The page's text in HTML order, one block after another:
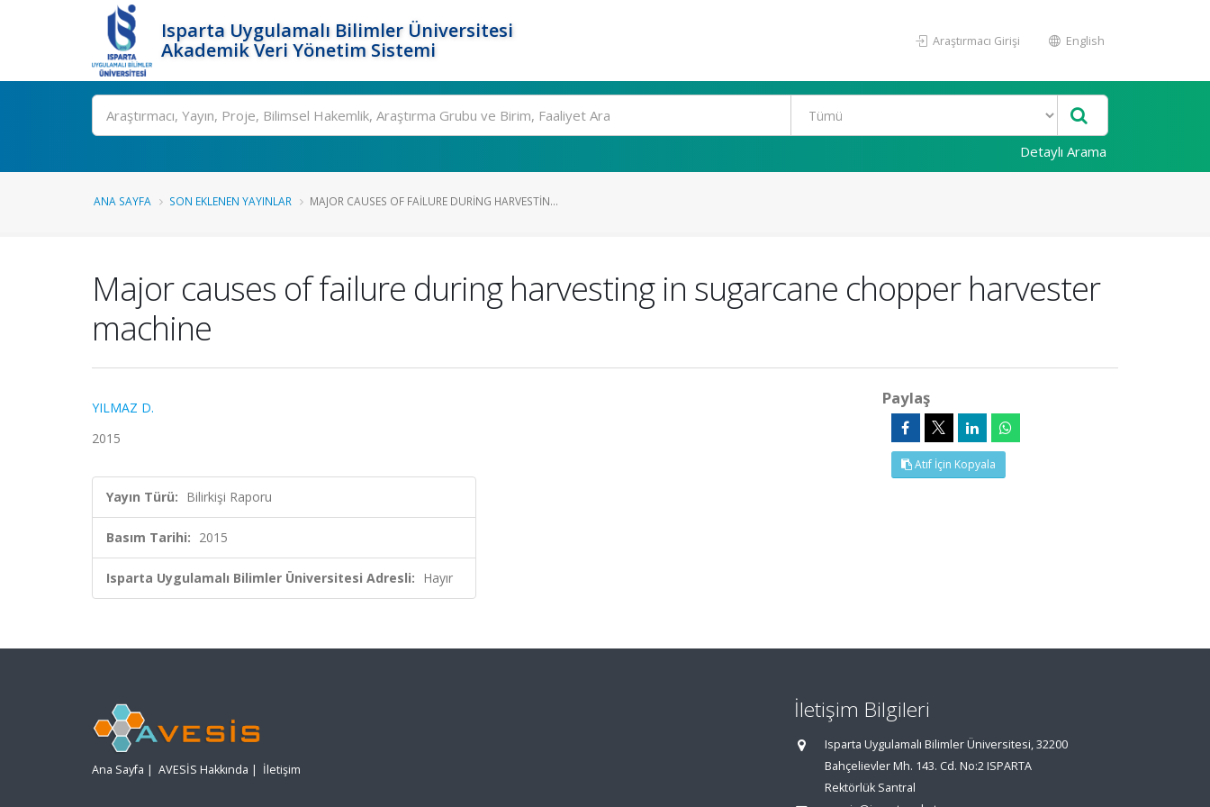
Isparta Uygulamalı Bilimler Üniversitesi
Akademik Veri Yönetim Sistemi
Araştırmacı Girişi English
Ara
Detaylı Arama
ANA SAYFA SON EKLENEN YAYINLAR MAJOR CAUSES OF FAILURE DURING HARVESTIN...
Major causes of failure during harvesting in sugarcane chopper harvester
machine
YILMAZ D.
2015
Yayın Türü: Bilirkişi Raporu
Basım Tarihi: 2015
Isparta Uygulamalı Bilimler Üniversitesi Adresli: Hayır
Paylaş
Atıf İçin Kopyala
Ana Sayfa | AVESİS Hakkında | İletişim
İletişim Bilgileri
Isparta Uygulamalı Bilimler Üniversitesi, 32200
Bahçelievler Mh. 143. Cd. No:2 ISPARTA
Rektörlük Santral